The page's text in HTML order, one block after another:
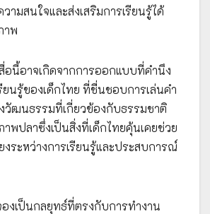
ามสนใจและส่งเสริมการเรียนรู้ได้
าพ
อนี้อาจเกิดจากการออกแบบที่คำนึง
นรู้ของเด็กไทย ที่ชื่นชอบการเล่นคำ
วัฒนธรรมที่เกี่ยวข้องกับธรรมชาติ
าพปลาซึ่งเป็นสิ่งที่เด็กไทยคุ้นเคยช่วย
งระหว่างการเรียนรู้และประสบการณ์
งเป็นกลยุทธ์ที่ตรงกับการทำงาน